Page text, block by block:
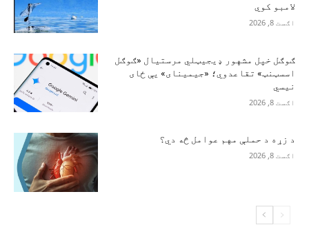
لامبو کوي
اګست 8, 2026
ګوګل خپل مشهور ډیجیټلي مرستیال «ګوګل
اسسټنټ» تقاعدوي؛ «جیمینای» یې ځای
نیسي
اګست 8, 2026
د زړه د حملې مهم عوامل څه دي؟
اګست 8, 2026